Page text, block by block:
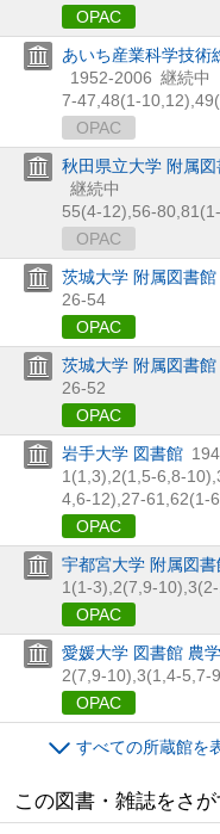
OPAC
あいち産業科学技術
1952-2006 継続中
7-47, 48(1-10, 12),
OPAC
秋田県立大学 附属
継続中
55(4-12), 56-80,
OPAC
茨城大学 附属図書館
26-54
OPAC
茨城大学 附属図書館
26-52
OPAC
岩手大学 図書館
1(1, 3), 2(1, 5-6, 8-10),
4, 6-12), 27-61, 62(1-
OPAC
宇都宮大学 附属図書
1(1-3), 2(7, 9-10), 3(2-
OPAC
愛媛大学 図書館 農
2(7, 9-10), 3(1, 4-5, 7-
OPAC
すべての所蔵館を
この図書・雑誌をさが